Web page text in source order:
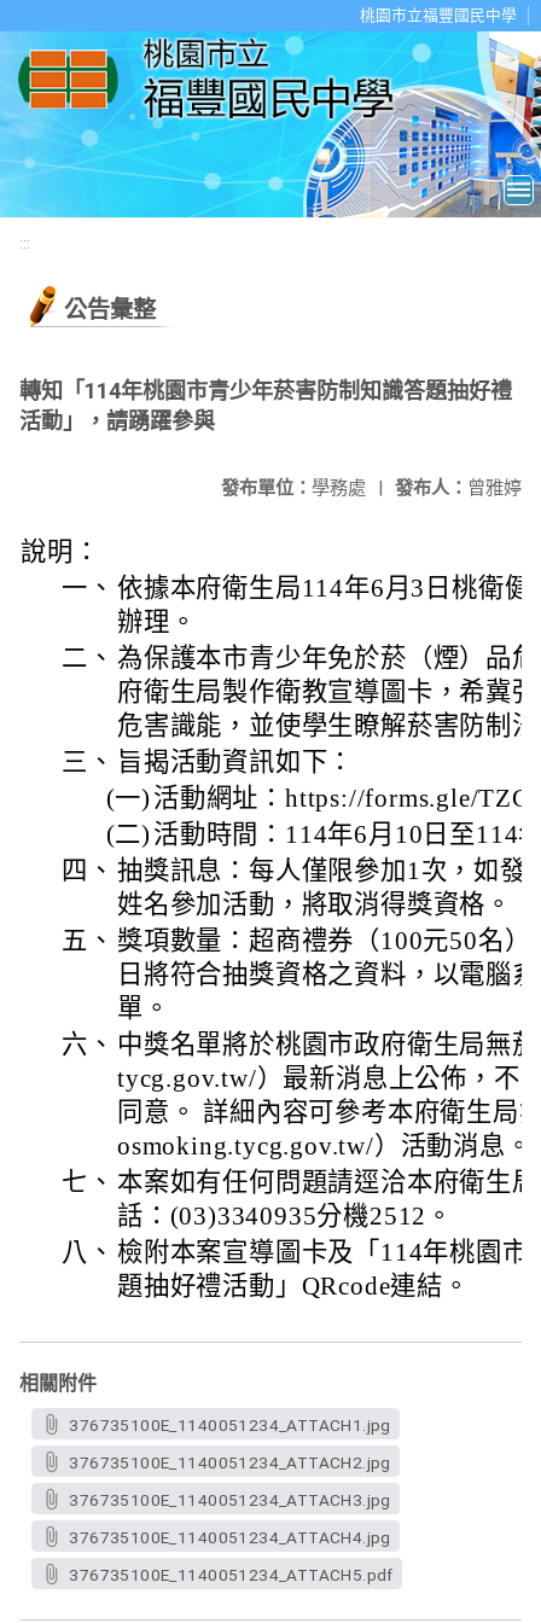
桃園市立福豐國民中學
:::
公告彙整
轉知「114年桃園市青少年菸害防制知識答題抽好禮
活動」，請踴躍參與
發布人： 曾雅婷
發布單位： 學務處 |
說明：
一、 依據本府衛生局114年6月3日桃衛健
辦理。
二、 為保護本市青少年免於菸（煙）品
府衛生局製作衛教宣導圖卡，希冀
危害識能，並使學生瞭解菸害防制
三、 旨揭活動資訊如下：
(一) 活動網址：https://forms.gle/
(二) 活動時間：114年6月10日至114
四、 抽獎訊息：每人僅限參加1次，如發
姓名參加活動，將取消得獎資格。
五、 獎項數量：超商禮券（100元50名
日將符合抽獎資格之資料，以電腦
單。
六、 中獎名單將於桃園市政府衛生局無
tycg.gov.tw/）最新消息上公佈，不
同意。 詳細內容可參考本府衛生局
osmoking.tycg.gov.tw/）活動消息。
七、 本案如有任何問題請逕洽本府衛生
話：(03)3340935分機2512。
八、 檢附本案宣導圖卡及「114年桃園市
題抽好禮活動」QRcode連結。
相關附件
376735100E_1140051234_ATTACH1.jpg
376735100E_1140051234_ATTACH2.jpg
376735100E_1140051234_ATTACH3.jpg
376735100E_1140051234_ATTACH4.jpg
376735100E_1140051234_ATTACH5.pdf